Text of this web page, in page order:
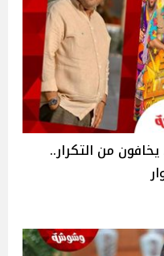
من التكرار..